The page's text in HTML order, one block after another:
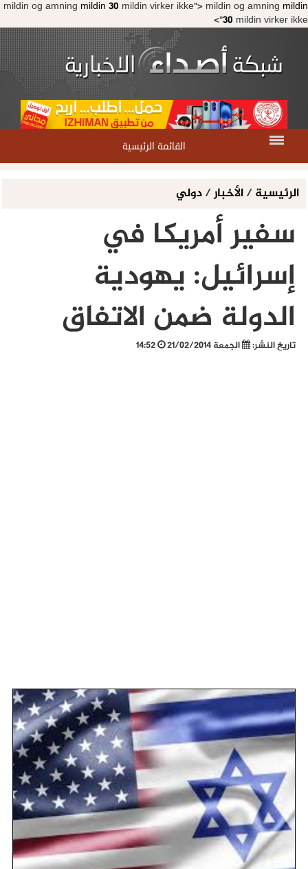
mildin og amning mildin 30 mildin virker ikke"> mildin og amning mildin
30 mildin virker ikke">
القائمة الرئيسية
الرئيسية/الأخبار/دولي
سفير أمريكا في
إسرائيل: يهودية
الدولة ضمن الاتفاق
تاريخ النشر: الجمعة 21/02/2014